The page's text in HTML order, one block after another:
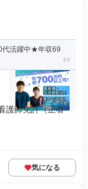
代活躍中★年収69
護師免許（正看・
気になる